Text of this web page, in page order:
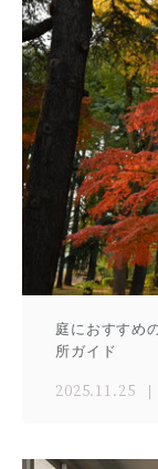
庭におすすめ
所ガイド
2025.11.25